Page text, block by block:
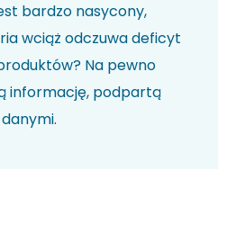
bardzo nasycony,
wciąż odczuwa deficyt
Na pewno
informację, podpartą